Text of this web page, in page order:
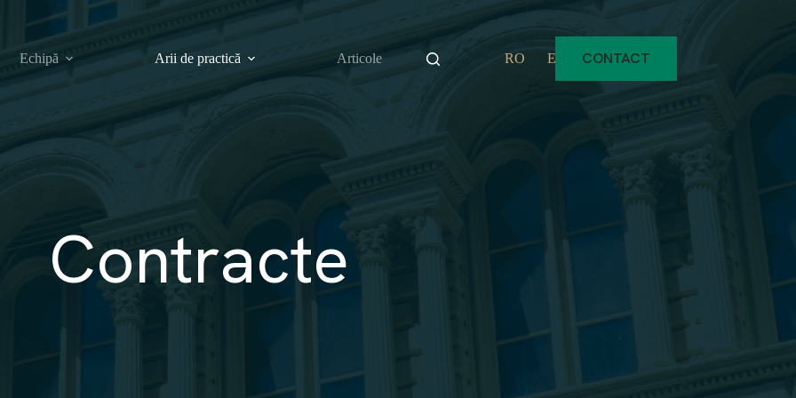
Echipă Arii de practică Articole RO EN CONTACT
Contracte